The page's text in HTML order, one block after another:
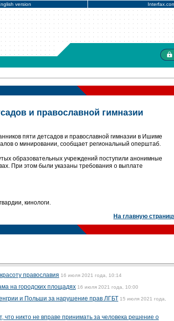
version
и православной гимназии
пяти детсадов и православной гимназии в Ишиме
о минировании, сообщает региональный оперштаб.
образовательных учреждений поступили анонимные
При этом были указаны требования о выплате
кинологи.
На главную
православия 16 июля 2021 года, 10:14
на городских площадях 16 июля 2021 года, 10:00
и Польши за нарушение прав ЛГБТ 15 июля 2021 года,
никто не вправе принимать за человека решение о